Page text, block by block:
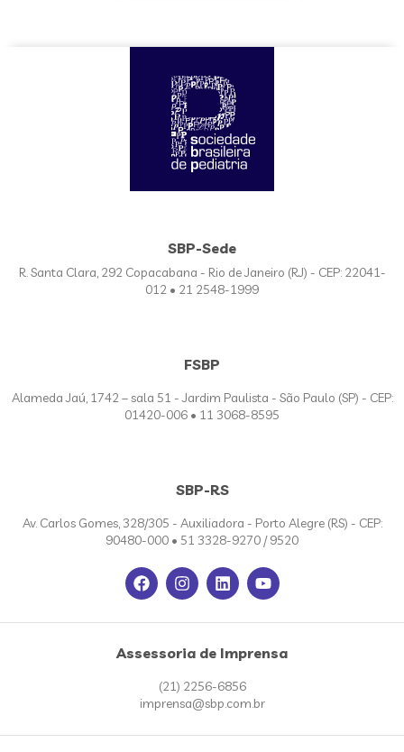
SBP-Sede
R. Santa Clara, 292 Copacabana - Rio de Janeiro (RJ) - CEP: 22041-
012 • 21 2548-1999
FSBP
Alameda Jaú, 1742 – sala 51 - Jardim Paulista - São Paulo (SP) - CEP:
01420-006 • 11 3068-8595
SBP-RS
Av. Carlos Gomes, 328/305 - Auxiliadora - Porto Alegre (RS) - CEP:
90480-000 • 51 3328-9270 / 9520
Assessoria de Imprensa
(21) 2256-6856
imprensa@sbp.com.br